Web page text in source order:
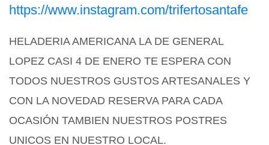
https://www.instagram.com/trifertosantafe
HELADERIA AMERICANA LA DE GENERAL
LOPEZ CASI 4 DE ENERO TE ESPERA CON
TODOS NUESTROS GUSTOS ARTESANALES Y
CON LA NOVEDAD RESERVA PARA CADA
OCASIÓN TAMBIEN NUESTROS POSTRES
UNICOS EN NUESTRO LOCAL.